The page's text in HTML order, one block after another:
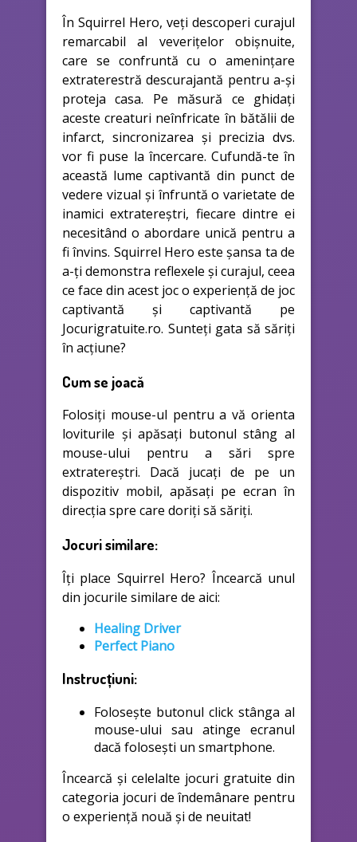
În Squirrel Hero, veți descoperi curajul
remarcabil al veverițelor obișnuite,
care se confruntă cu o amenințare
extraterestră descurajantă pentru a-și
proteja casa. Pe măsură ce ghidați
aceste creaturi neînfricate în bătălii de
infarct, sincronizarea și precizia dvs.
vor fi puse la încercare. Cufundă-te în
această lume captivantă din punct de
vedere vizual și înfruntă o varietate de
inamici extratereștri, fiecare dintre ei
necesitând o abordare unică pentru a
fi învins. Squirrel Hero este șansa ta de
a-ți demonstra reflexele și curajul, ceea
ce face din acest joc o experiență de joc
captivantă și captivantă pe
Jocurigratuite.ro. Sunteți gata să săriți
în acțiune?
Cum se joacă
Folosiți mouse-ul pentru a vă orienta
loviturile și apăsați butonul stâng al
mouse-ului pentru a sări spre
extratereștri. Dacă jucați de pe un
dispozitiv mobil, apăsați pe ecran în
direcția spre care doriți să săriți.
Jocuri similare:
Îți place Squirrel Hero? Încearcă unul
din jocurile similare de aici:
Healing Driver
Perfect Piano
Instrucțiuni:
Folosește butonul click stânga al
mouse-ului sau atinge ecranul
dacă folosești un smartphone.
Încearcă și celelalte jocuri gratuite din
categoria jocuri de îndemânare pentru
o experiență nouă și de neuitat!